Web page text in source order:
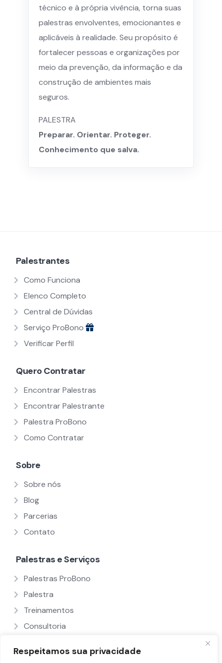
Respeitamos sua privacidade
técnico e à própria vivência, torna suas
palestras envolventes, emocionantes e
aplicáveis à realidade. Seu propósito é
fortalecer pessoas e organizações por
meio da prevenção, da informação e da
construção de ambientes mais
seguros.
PALESTRA
Preparar. Orientar. Proteger.
Conhecimento que salva.
Palestrantes
Como Funciona
Elenco Completo
Central de Dúvidas
Serviço ProBono
Verificar Perfil
Quero Contratar
Encontrar Palestras
Encontrar Palestrante
Palestra ProBono
Como Contratar
Sobre
Sobre nós
Blog
Parcerias
Contato
Palestras e Serviços
Palestras ProBono
Palestra
Treinamentos
Consultoria